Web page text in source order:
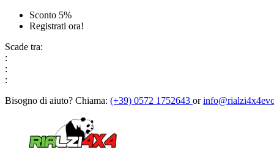
Sconto 5%
Registrati ora!
Scade tra:
:
:
:
Bisogno di aiuto? Chiama: (+39) 0572 1752643 or